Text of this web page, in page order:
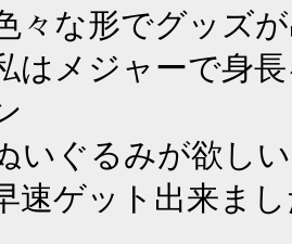
々な形でグッズ
はメジャーで身
いぐるみが欲し
速ゲット出来ま